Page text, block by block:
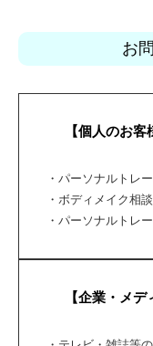
お
【個人のお客
・パーソナルトレ
・ボディメイク相
・パーソナルトレ
【企業・メデ